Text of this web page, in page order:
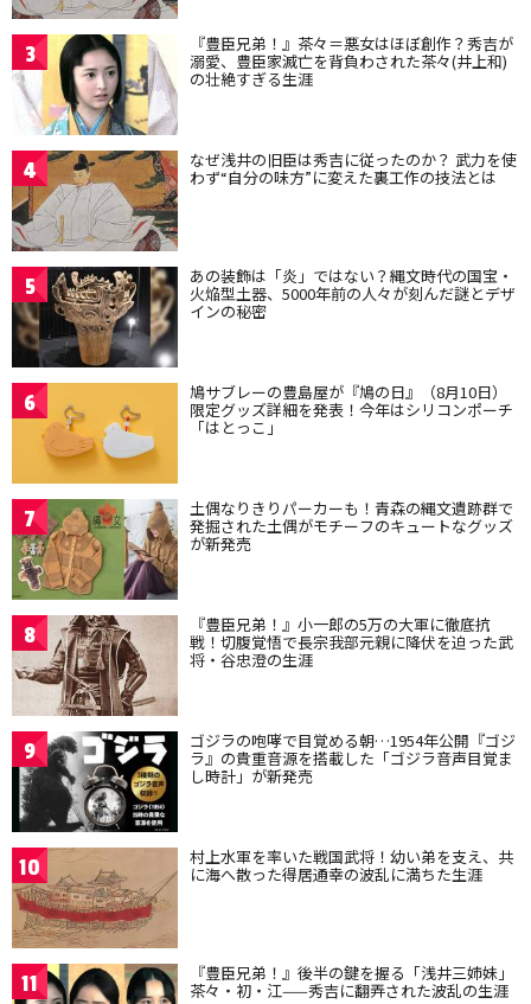
3 『豊臣兄弟！』茶々＝悪女はほぼ創作？秀吉が
溺愛、豊臣家滅亡を背負わされた茶々(井上和)
の壮絶すぎる生涯
4 なぜ浅井の旧臣は秀吉に従ったのか？ 武力を使
わず“自分の味方”に変えた裏工作の技法とは
5 あの装飾は「炎」ではない？縄文時代の国宝・
火焔型土器、5000年前の人々が刻んだ謎とデザ
インの秘密
6 鳩サブレーの豊島屋が『鳩の日』（8月10日）
限定グッズ詳細を発表！今年はシリコンポーチ
「はとっこ」
7 土偶なりきりパーカーも！青森の縄文遺跡群で
発掘された土偶がモチーフのキュートなグッズ
が新発売
8 『豊臣兄弟！』小一郎の5万の大軍に徹底抗
戦！切腹覚悟で長宗我部元親に降伏を迫った武
将・谷忠澄の生涯
9 ゴジラの咆哮で目覚める朝…1954年公開『ゴジ
ラ』の貴重音源を搭載した「ゴジラ音声目覚ま
し時計」が新発売
10 村上水軍を率いた戦国武将！幼い弟を支え、共
に海へ散った得居通幸の波乱に満ちた生涯
11 『豊臣兄弟！』後半の鍵を握る「浅井三姉妹」
茶々・初・江——秀吉に翻弄された波乱の生涯